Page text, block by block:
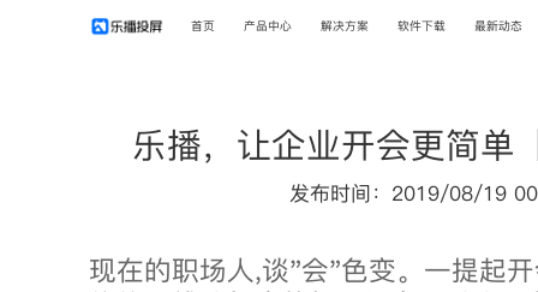
首页 产品中心 解决方案 软件下载 最新动态
乐播，让企业开会更简单
发布时间：2019/08/19
现在的职场人,谈"会"色变。一提起